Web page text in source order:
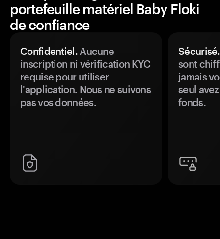
portefeuille matériel Baby Floki
de confiance
Confidentiel.Aucune
inscription ni vérification KYC
requise pour utiliser
l'application. Nous ne suivons
pas vos données.
Sécurisé.
sont
jamais
seul
fonds.